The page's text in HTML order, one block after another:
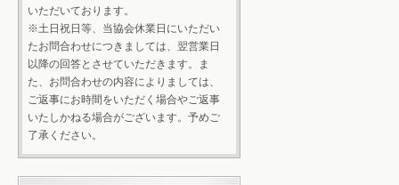
いただいております。
※土日祝日等、当協会休業日にいただい
たお問合わせにつきましては、翌営業日
以降の回答とさせていただきます。ま
た、お問合わせの内容によりましては、
ご返事にお時間をいただく場合やご返事
いたしかねる場合がございます。予めご
了承ください。